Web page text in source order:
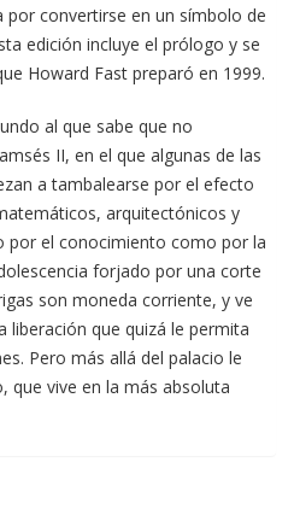
por convertirse en un símbolo de
edición incluye el prólogo y se
Howard Fast preparó en 1999.
al que sabe que no
II, en el que algunas de las
a tambalearse por el efecto
arquitectónicos y
por el conocimiento como por la
forjado por una corte
son moneda corriente, y ve
liberación que quizá le permita
Pero más allá del palacio le
que vive en la más absoluta